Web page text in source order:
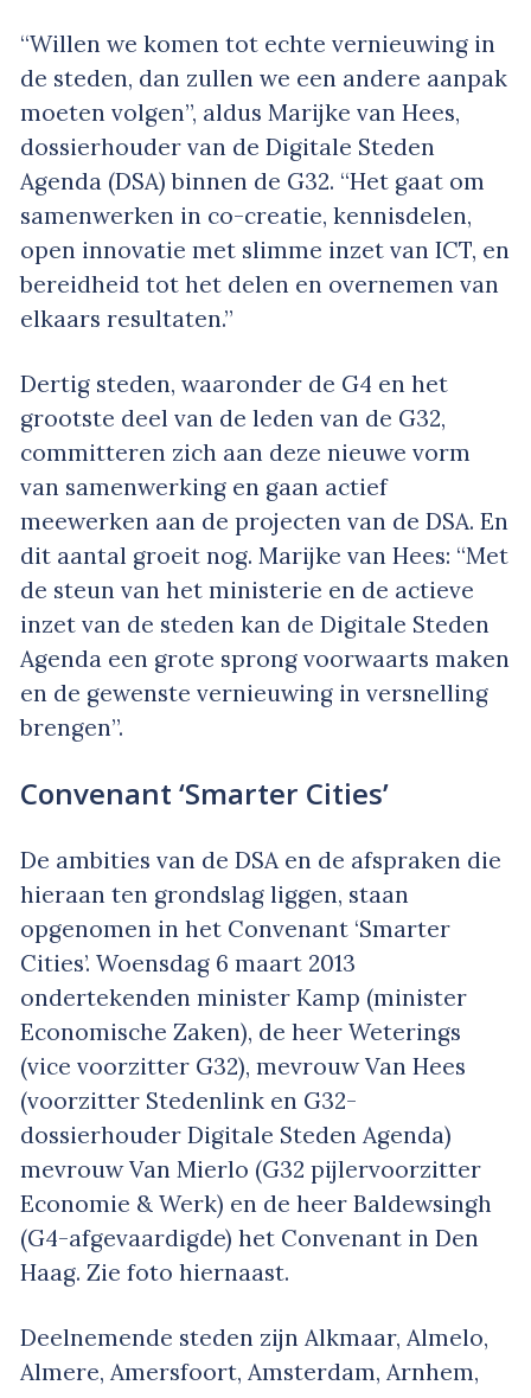
“Willen we komen tot echte vernieuwing in
de steden, dan zullen we een andere aanpak
moeten volgen”, aldus Marijke van Hees,
dossierhouder van de Digitale Steden
Agenda (DSA) binnen de G32. “Het gaat om
samenwerken in co-creatie, kennisdelen,
open innovatie met slimme inzet van ICT, en
bereidheid tot het delen en overnemen van
elkaars resultaten.”
Dertig steden, waaronder de G4 en het
grootste deel van de leden van de G32,
committeren zich aan deze nieuwe vorm
van samenwerking en gaan actief
meewerken aan de projecten van de DSA. En
dit aantal groeit nog. Marijke van Hees: “Met
de steun van het ministerie en de actieve
inzet van de steden kan de Digitale Steden
Agenda een grote sprong voorwaarts maken
en de gewenste vernieuwing in versnelling
brengen”.
Convenant ‘Smarter Cities’
De ambities van de DSA en de afspraken die
hieraan ten grondslag liggen, staan
opgenomen in het Convenant ‘Smarter
Cities’. Woensdag 6 maart 2013
ondertekenden minister Kamp (minister
Economische Zaken), de heer Weterings
(vice voorzitter G32), mevrouw Van Hees
(voorzitter Stedenlink en G32-
dossierhouder Digitale Steden Agenda)
mevrouw Van Mierlo (G32 pijlervoorzitter
Economie & Werk) en de heer Baldewsingh
(G4-afgevaardigde) het Convenant in Den
Haag. Zie foto hiernaast.
Deelnemende steden zijn Alkmaar, Almelo,
Almere, Amersfoort, Amsterdam, Arnhem,